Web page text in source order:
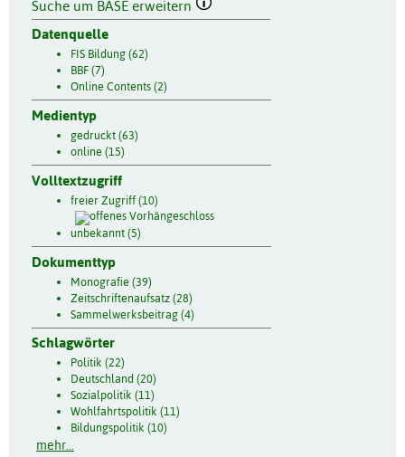
Suche um BASE erweitern
Datenquelle
FIS Bildung (62)
BBF (7)
Online Contents (2)
Medientyp
gedruckt (63)
online (15)
Volltextzugriff
freier Zugriff (10)
unbekannt (5)
Dokumenttyp
Monografie (39)
Zeitschriftenaufsatz (28)
Sammelwerksbeitrag (4)
Schlagwörter
Politik (22)
Deutschland (20)
Sozialpolitik (11)
Wohlfahrtspolitik (11)
Bildungspolitik (10)
mehr...